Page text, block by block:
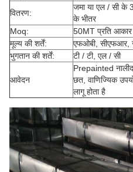
वितरण:
जमा या एल / सी के
के भीतर
Moq:
50MT प्रति आकार
मूल्य की शर्तें:
एफओबी, सीएफआर,
भुगतान की शर्तें:
टी / टी, एल / सी
आवेदन
Prepainted
छत, वाणिज्यिक
लागू होता है